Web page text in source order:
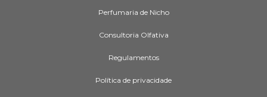
Perfumaria de Nicho
Consultoria Olfativa
Regulamentos
Política de privacidade